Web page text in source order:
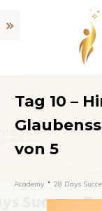
Tag 10 –
von 5
Academy 28 Days